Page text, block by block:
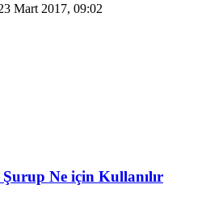
Mart 2017, 09:02
Ne için Kullanılır